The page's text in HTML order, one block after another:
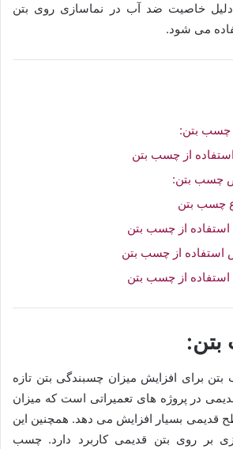
خاصیت ضد آب در نماسازی روی بتن
می شود.
چسب بتن:
از چسب بتن
چسب بتن:
چسب بتن
از چسب بتن
از چسب بتن
از چسب بتن
بتن:
برای افزایش میزان چسبندگی بتن تازه
در پروژه های تعمیراتی است که میزان
قدیمی بسیار افزایش می دهد. همچنین این
بر روی بتن قدیمی کاربرد دارد. چسب